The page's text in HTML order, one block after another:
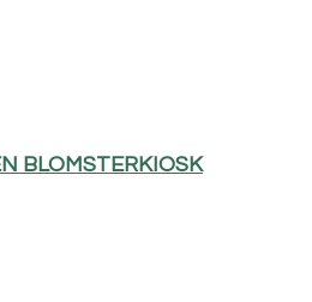
BLOMSTERKIOSK